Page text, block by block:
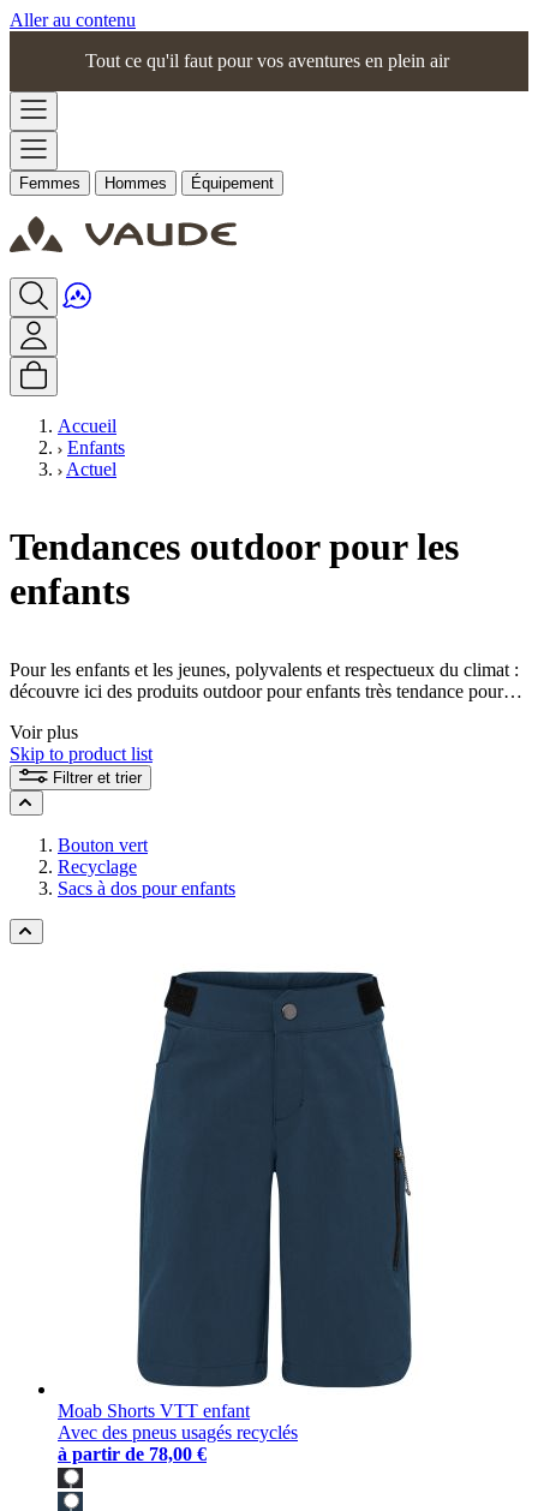
Aller au contenu
Tout ce qu'il faut pour vos aventures en plein air
Femmes Hommes Équipement
Accueil
Enfants
Actuel
Tendances outdoor pour les
enfants
Pour les enfants et les jeunes, polyvalents et respectueux du climat :
découvre ici des produits outdoor pour enfants très tendance pour
Voir plus
Skip to product list
Filtrer et trier
Bouton vert
Recyclage
Sacs à dos pour enfants
Moab Shorts VTT enfant
Avec des pneus usagés recyclés
à partir de 78,00 €